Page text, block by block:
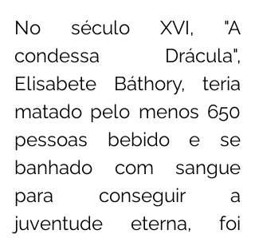
No século XVI, "A
condessa Drácula",
Elisabete Báthory, teria
matado pelo menos 650
pessoas bebido e se
banhado com sangue
para conseguir a
juventude eterna, foi